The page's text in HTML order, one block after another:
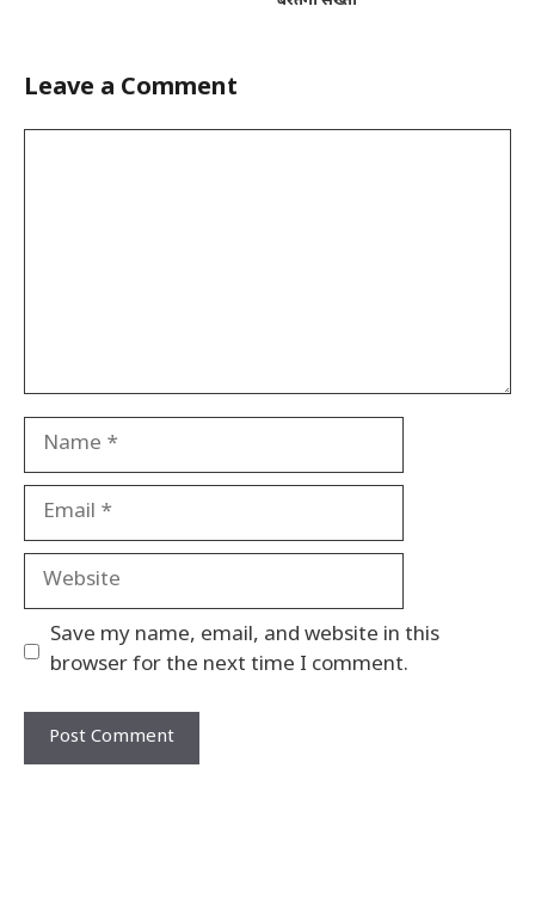
Leave a Comment
Name
Email
Website
Save my name, email, and website in this
browser for the next time I comment.